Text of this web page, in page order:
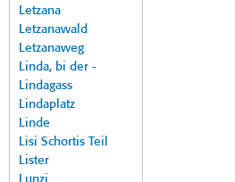
Letzana
Letzanawald
Letzanaweg
Linda, bi der -
Lindagass
Lindaplatz
Linde
Lisi Schortis Teil
Lister